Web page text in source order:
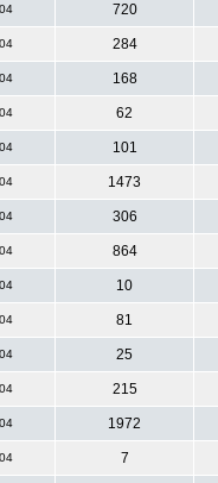
720
284
168
62
101
1473
306
864
10
81
25
215
1972
7